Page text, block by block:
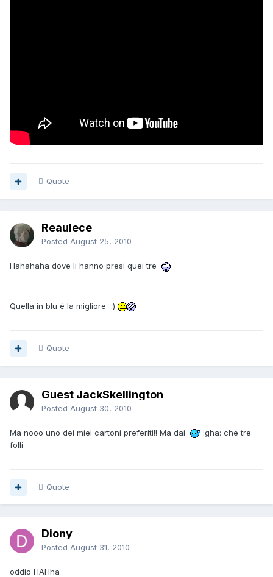
Quote
Reaulece
Posted August 25, 2010
Hahahaha dove li hanno presi quei tre
Quella in blu è la migliore :)
Quote
Guest JackSkellington
Posted August 30, 2010
Ma nooo uno dei miei cartoni preferiti!! Ma dai
:gha: che tre
folli
Quote
Diony
Posted August 31, 2010
oddio HAHha